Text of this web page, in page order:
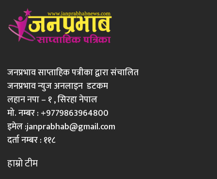
जनप्रभाव साप्ताहिक पत्रीका द्वारा संचालित
जनप्रभाव न्युज अनलाइन डटकम
लहान नपा – १ , सिरहा नेपाल
मो. नम्बर : +9779863964800
इमेल :janprabhab@gmail.com
दर्ता नम्बर : ११८
हाम्रो टीम